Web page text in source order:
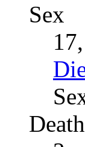
Sex
Death